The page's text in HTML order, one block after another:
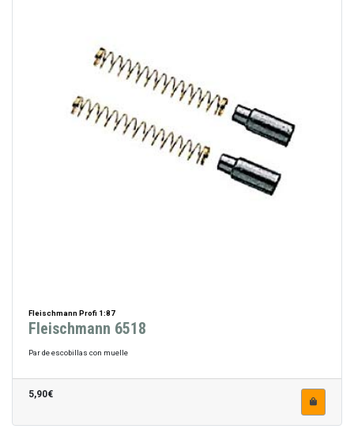
Fleischmann Profi 1:87
Fleischmann 6518
Par de escobillas con muelle
5,90€